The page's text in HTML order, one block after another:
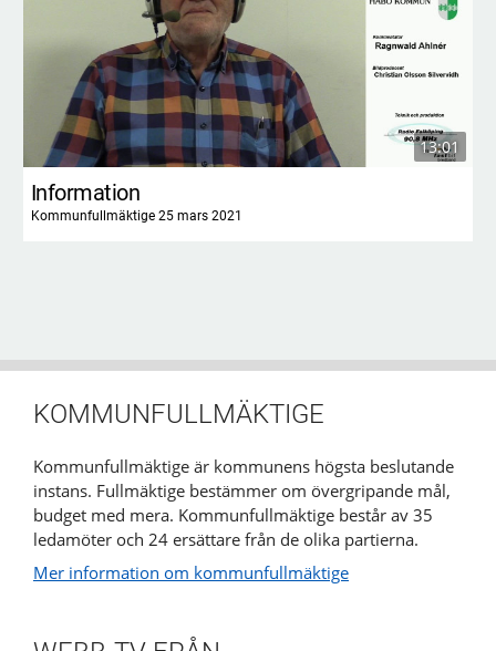
13:01
Information
Kommunfullmäktige 25 mars 2021
KOMMUNFULLMÄKTIGE
Kommunfullmäktige är kommunens högsta beslutande
instans. Fullmäktige bestämmer om övergripande mål,
budget med mera. Kommunfullmäktige består av 35
ledamöter och 24 ersättare från de olika partierna.
Mer information om kommunfullmäktige